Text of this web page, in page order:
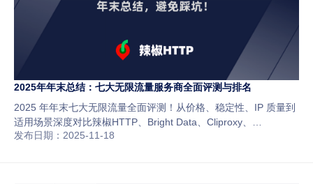
2025年年末总结：七大无限流量服务商全面评测与排名
2025 年年末七大无限流量全面评测！从价格、稳定性、IP 质量到
适用场景深度对比辣椒HTTP、Bright Data、Cliproxy、
Smartproxy、Soax、Crawlbase、Oxylabs，为跨境电商、社媒运
发布日期：2025-11-18